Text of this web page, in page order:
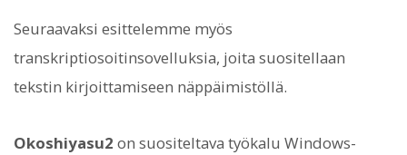
Seuraavaksi esittelemme myös
transkriptiosoitinsovelluksia, joita suositellaan
tekstin kirjoittamiseen näppäimistöllä.
Okoshiyasu2 on suositeltava työkalu Windows-